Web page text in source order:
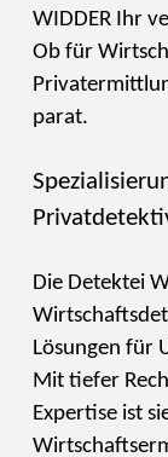
WIDDER Ihr
Ob für
parat.
Die Detektei
Lösungen für
Mit tiefer
Expertise ist